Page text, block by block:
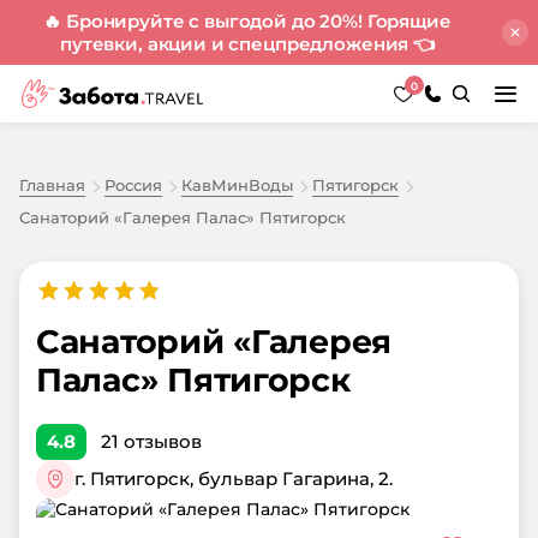
🔥 Бронируйте с выгодой до 20%! Горящие
путевки, акции и спецпредложения 👈
0
Главная Россия КавМинВоды
Пятигорск
Санаторий «Галерея Палас» Пятигорск
Санаторий «Галерея
Палас» Пятигорск
4.8 21 отзывов
г. Пятигорск, бульвар Гагарина, 2.